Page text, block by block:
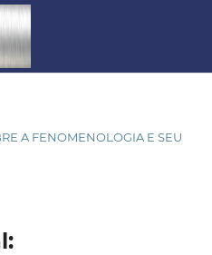
A FENOMENOLOGIA E SEU